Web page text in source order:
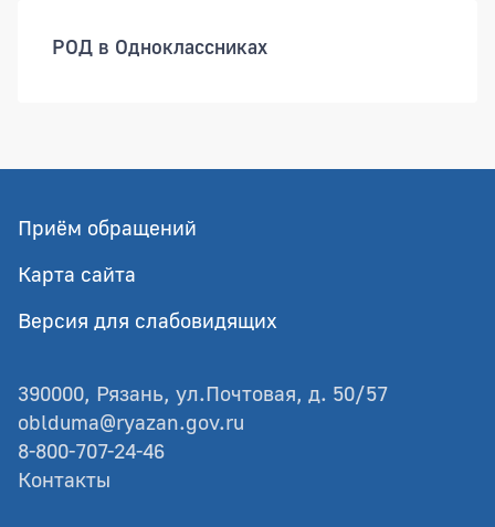
РОД в Одноклассниках
Приём обращений
Карта сайта
Версия для слабовидящих
390000, Рязань, ул.Почтовая, д. 50/57
oblduma@ryazan.gov.ru
8-800-707-24-46
Контакты